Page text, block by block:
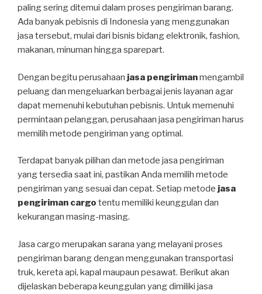
paling sering ditemui dalam proses pengiriman barang.
Ada banyak pebisnis di Indonesia yang menggunakan
jasa tersebut, mulai dari bisnis bidang elektronik, fashion,
makanan, minuman hingga sparepart.
Dengan begitu perusahaan jasa pengirimanmengambil
peluang dan mengeluarkan berbagai jenis layanan agar
dapat memenuhi kebutuhan pebisnis. Untuk memenuhi
permintaan pelanggan, perusahaan jasa pengiriman harus
memilih metode pengiriman yang optimal.
Terdapat banyak pilihan dan metode jasa pengiriman
yang tersedia saat ini, pastikan Anda memilih metode
pengiriman yang sesuai dan cepat. Setiap metode jasa
pengiriman cargo tentu memiliki keunggulan dan
kekurangan masing-masing.
Jasa cargo merupakan sarana yang melayani proses
pengiriman barang dengan menggunakan transportasi
truk, kereta api, kapal maupaun pesawat. Berikut akan
dijelaskan beberapa keunggulan yang dimiliki jasa